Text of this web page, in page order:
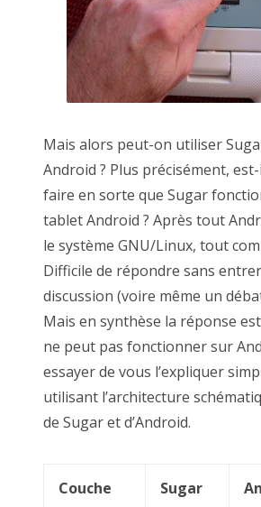
Mais alors peut-on utiliser
Android ? Plus précisément,
faire en sorte que Sugar
tablet Android ? Après tout
le système GNU/Linux, tout
Difficile de répondre sans
discussion (voire même un
Mais en synthèse la réponse
ne peut pas fonctionner sur
essayer de vous l’expliquer
utilisant l’architecture
de Sugar et d’Android.
Couche Sugar